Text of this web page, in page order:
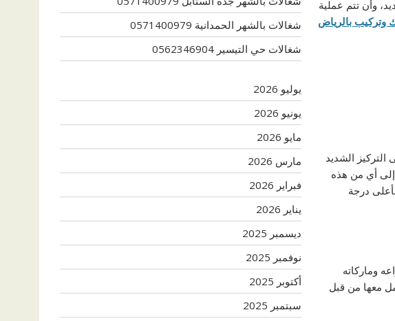
وأن تتم عملية
وتركيب بالرياض
الشديد
إلى أي من هذه
درجة
وماركاته
معها من قبل
شغالات بالشهر الحمدانية 0571400979
شغالات حي التيسير 0562346904
يوليو 2026
يونيو 2026
مايو 2026
مارس 2026
فبراير 2026
يناير 2026
ديسمبر 2025
نوفمبر 2025
أكتوبر 2025
سبتمبر 2025